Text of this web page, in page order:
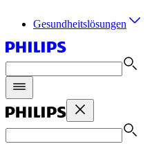
Gesundheitslösungen